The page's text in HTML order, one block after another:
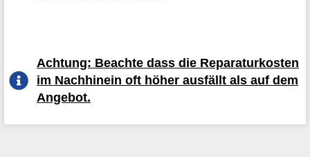
Achtung: Beachte dass die Reparaturkosten
im Nachhinein oft höher ausfällt als auf dem
Angebot.